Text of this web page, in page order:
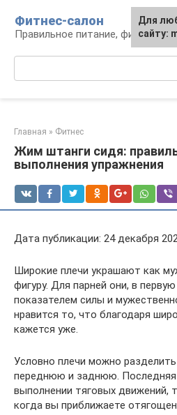
контенту
Фитнес-салон
Правильное питание, фитнес,
Главная » Фитнес
Жим штанги сидя:
выполнения упражнения
Дата публикации: 24 декабря
Широкие плечи украшают как
фигуру. Для парней они, в
показателем силы и
нравится то, что благодаря
кажется уже.
Условно плечи можно
переднюю и заднюю. Последняя
выполнении тяговых движений,
когда вы приближаете
Для
сайту: